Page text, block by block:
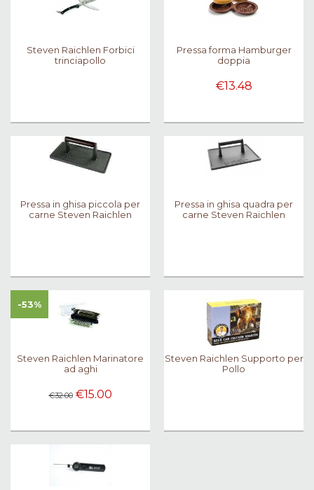
Steven Raichlen Forbici
trinciapollo
Pressa forma Hamburger
doppia
€13.48
Pressa in ghisa piccola per
carne Steven Raichlen
Pressa in ghisa quadra per
carne Steven Raichlen
Steven Raichlen Marinatore
ad aghi
€32.00€15.00
-53%
Steven Raichlen Supporto per
Pollo